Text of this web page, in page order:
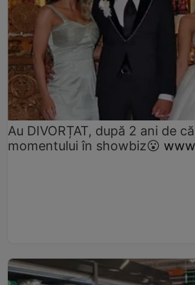
Au DIVORȚAT, după 2 ani de
momentului în showbiz😮